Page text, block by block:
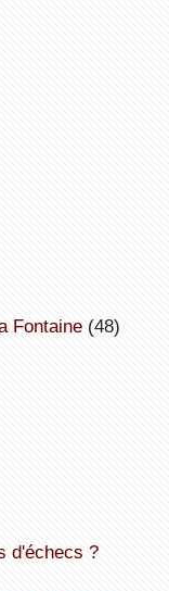
Fontaine(48)
d'échecs ?